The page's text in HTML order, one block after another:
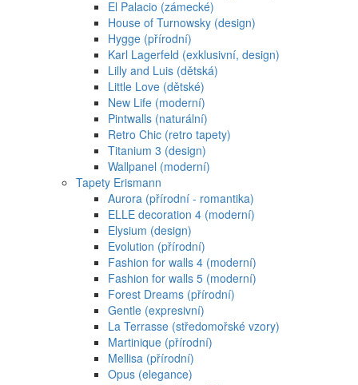
El Palacio (zámecké)
House of Turnowsky (design)
Hygge (přírodní)
Karl Lagerfeld (exklusivní, design)
Lilly and Luis (dětská)
Little Love (dětské)
New Life (moderní)
Pintwalls (naturální)
Retro Chic (retro tapety)
Titanium 3 (design)
Wallpanel (moderní)
Tapety Erismann
Aurora (přírodní - romantika)
ELLE decoration 4 (moderní)
Elysium (design)
Evolution (přírodní)
Fashion for walls 4 (moderní)
Fashion for walls 5 (moderní)
Forest Dreams (přírodní)
Gentle (expresivní)
La Terrasse (středomořské vzory)
Martinique (přírodní)
Mellisa (přírodní)
Opus (elegance)